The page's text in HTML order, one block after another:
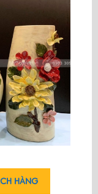
HÀNG